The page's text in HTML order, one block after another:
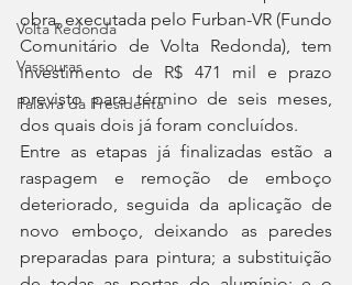
Volta Redonda
Vassouras
Palavra da Presidenta
obra, executada pelo Furban-VR (Fundo
Comunitário de Volta Redonda), tem
investimento de R$ 471 mil e prazo
previsto para término de seis meses,
dos quais dois já foram concluídos.
Entre as etapas já finalizadas estão a
raspagem e remoção de emboço
deteriorado, seguida da aplicação de
novo emboço, deixando as paredes
preparadas para pintura; a substituição